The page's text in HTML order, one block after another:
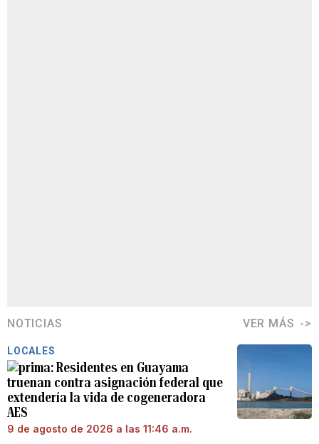
NOTICIAS VER MÁS
LOCALES
Residentes en Guayama
truenan contra asignación federal que
extendería la vida de cogeneradora
AES
9 de agosto de 2026 a las 11:46 a.m.